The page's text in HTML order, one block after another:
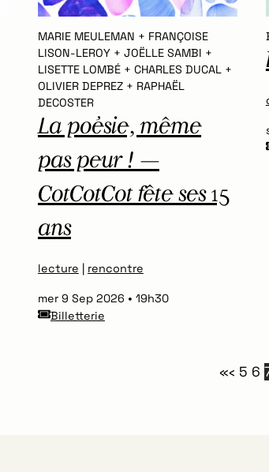
MARIE MEULEMAN + FRANÇOISE
LISON-LEROY + JOËLLE SAMBI +
LISETTE LOMBÉ + CHARLES DUCAL +
OLIVIER DEPREZ + RAPHAËL
DECOSTER
La poésie, même
pas peur ! —
CotCotCot fête ses 15
ans
lecture | rencontre
mer 9 Sep 2026
19h30
Billetterie
«‹ 5 6